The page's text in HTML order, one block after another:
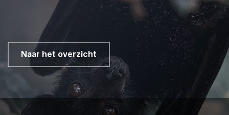
Naar het overzicht